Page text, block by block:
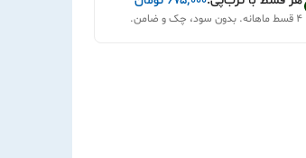
۴ قسط ماهانه. بدون سود، چک و ضامن.